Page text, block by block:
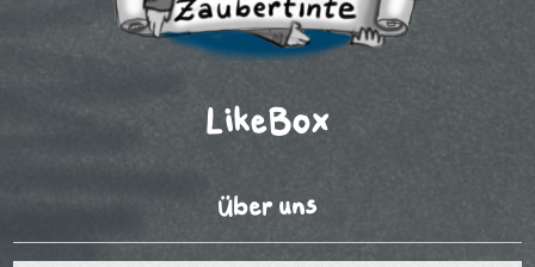
LikeBox
Über uns